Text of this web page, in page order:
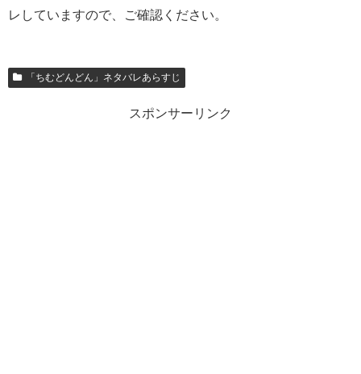
レしていますので、ご確認ください。
「ちむどんどん」ネタバレあらすじ
スポンサーリンク